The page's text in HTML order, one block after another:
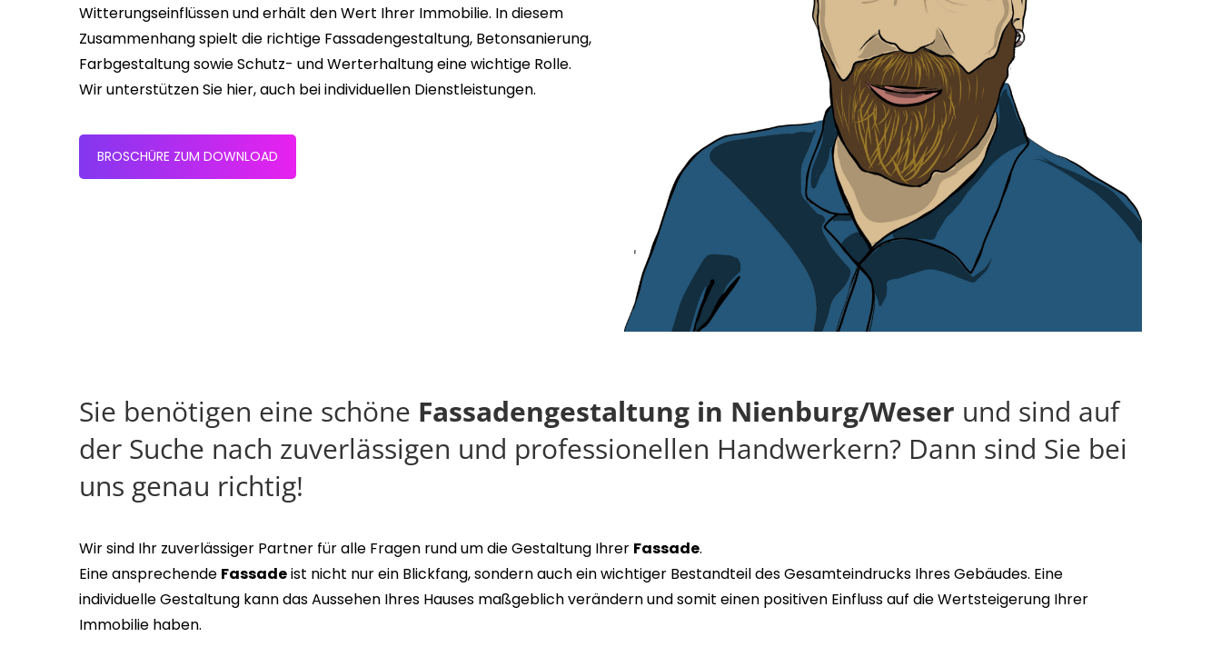
Witterungseinflüssen und erhält den Wert Ihrer Immobilie. In diesem
Zusammenhang spielt die richtige Fassadengestaltung, Betonsanierung,
Farbgestaltung sowie Schutz- und Werterhaltung eine wichtige Rolle.
Wir unterstützen Sie hier, auch bei individuellen Dienstleistungen.
BROSCHÜRE ZUM DOWNLOAD
Sie benötigen eine schöne Fassadengestaltung in Nienburg/Weser und sind auf
der Suche nach zuverlässigen und professionellen Handwerkern? Dann sind Sie bei
uns genau richtig!
Wir sind Ihr zuverlässiger Partner für alle Fragen rund um die Gestaltung Ihrer Fassade.
Eine ansprechende Fassadeist nicht nur ein Blickfang, sondern auch ein wichtiger Bestandteil des Gesamteindrucks Ihres Gebäudes. Eine
individuelle Gestaltung kann das Aussehen Ihres Hauses maßgeblich verändern und somit einen positiven Einfluss auf die Wertsteigerung Ihrer
Immobilie haben.